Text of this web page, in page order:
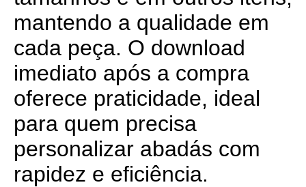
mantendo a qualidade em
cada peça. O download
imediato após a compra
oferece praticidade, ideal
para quem precisa
personalizar abadás com
rapidez e eficiência.